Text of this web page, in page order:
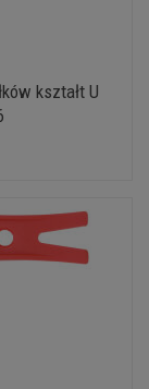
kształt U